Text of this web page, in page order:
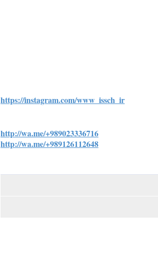
https://instagram.com/www_issch_ir
http://wa.me/+989023336716
http://wa.me/+989126112648